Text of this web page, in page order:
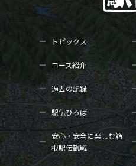
トピックス
コース紹介
過去の記録
駅伝ひろば
安心・安全に楽しむ箱
根駅伝観戦